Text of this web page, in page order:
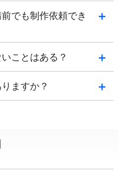
でも制作依頼でき
ことはある？
ますか？